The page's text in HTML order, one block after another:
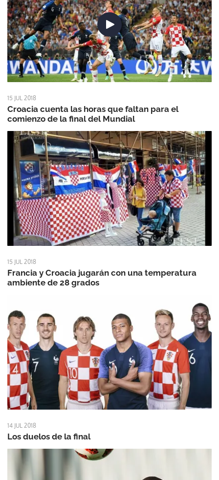
15 JUL 2018
Croacia cuenta las horas que faltan para el
comienzo de la final del Mundial
15 JUL 2018
Francia y Croacia jugarán con una temperatura
ambiente de 28 grados
14 JUL 2018
Los duelos de la final